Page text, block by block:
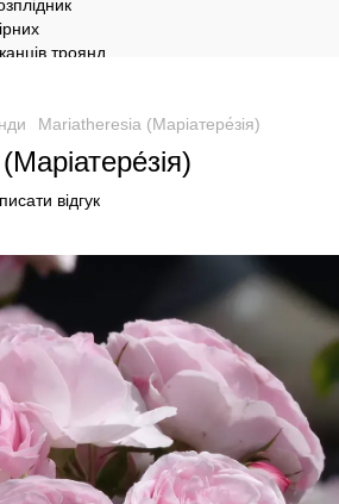
Mariatheresia (Маріатере́зія)
відгук